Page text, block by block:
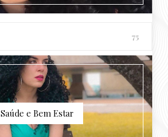
75
Saúde e Bem Estar